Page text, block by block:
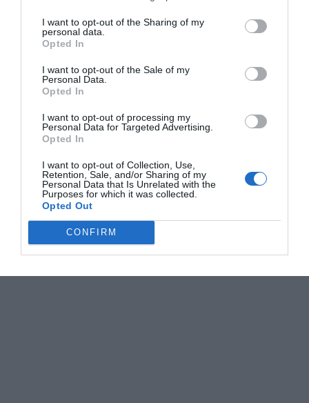
I want to opt-out of the Sharing of my
personal data.
Opted In
I want to opt-out of the Sale of my
Personal Data.
Opted In
I want to opt-out of processing my
Personal Data for Targeted Advertising.
Opted In
I want to opt-out of Collection, Use,
Retention, Sale, and/or Sharing of my
Personal Data that Is Unrelated with the
Purposes for which it was collected.
Opted Out
CONFIRM